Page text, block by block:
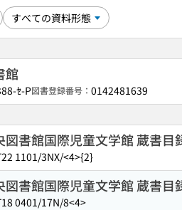
館
ｾ-P図書登録番号： 0142481639
図書館国際児童文学館 蔵書目
1101/3NX/<4>{2}
図書館国際児童文学館 蔵書目
0401/17N/8<4>